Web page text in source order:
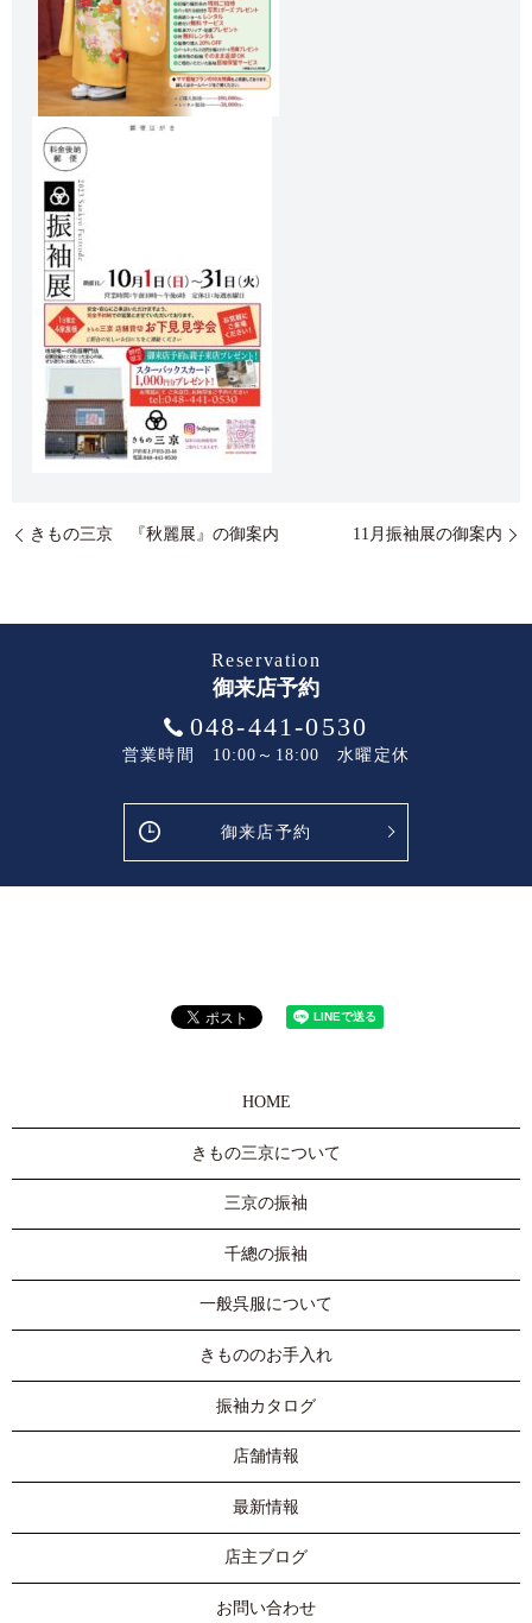
きもの三京 『秋麗展』の御案内 11月振袖展の御案内
Reservation
御来店予約
048-441-0530
営業時間 10:00～18:00 水曜定休
御来店予約
HOME
きもの三京について
三京の振袖
千總の振袖
一般呉服について
きもののお手入れ
振袖カタログ
店舗情報
最新情報
店主ブログ
お問い合わせ